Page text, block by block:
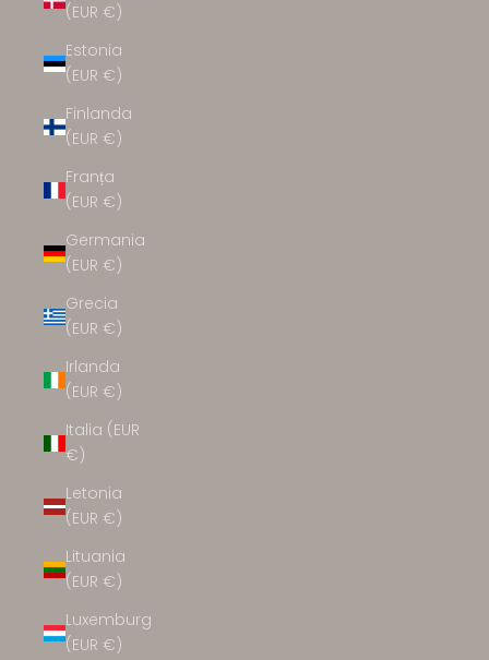
(EUR €)
Estonia
(EUR €)
Finlanda
(EUR €)
Franța
(EUR €)
Germania
(EUR €)
Grecia
(EUR €)
Irlanda
(EUR €)
Italia (EUR
€)
Letonia
(EUR €)
Lituania
(EUR €)
Luxemburg
(EUR €)